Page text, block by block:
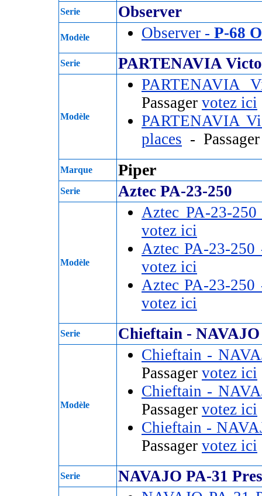
Serie Observer
Modèle Observer - P-68
Serie PARTENAVIA
Modèle
PARTENAVIA
Passager votez ici
PARTENAVIA
places -
Marque Piper
Serie Aztec PA-23-250
Modèle
Aztec PA-23-
votez ici
Aztec PA-23-
votez ici
Aztec PA-23-
votez ici
Serie Chieftain - NAVAJO
Modèle
Chieftain -
Passager votez ici
Chieftain -
Passager votez ici
Chieftain -
Passager votez ici
Serie NAVAJO PA-31